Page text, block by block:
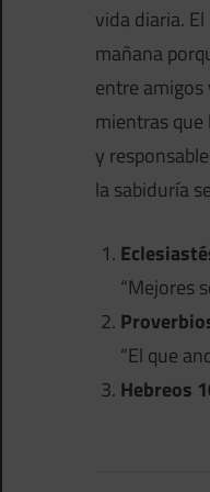
vida diaria.
mañana
entre amigos
mientras
y
la sabiduría
“Mejores
“El que
Hebreos